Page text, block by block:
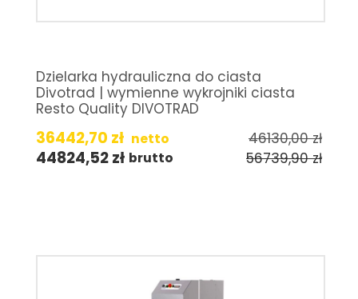
Dzielarka hydrauliczna do ciasta
Divotrad | wymienne wykrojniki ciasta
Resto Quality DIVOTRAD
36442,70 zł netto 46130,00zł
44824,52zł brutto 56739,90zł